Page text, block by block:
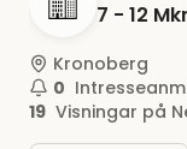
7 - 12 Mkr
Kronoberg
0
19 Visningar på